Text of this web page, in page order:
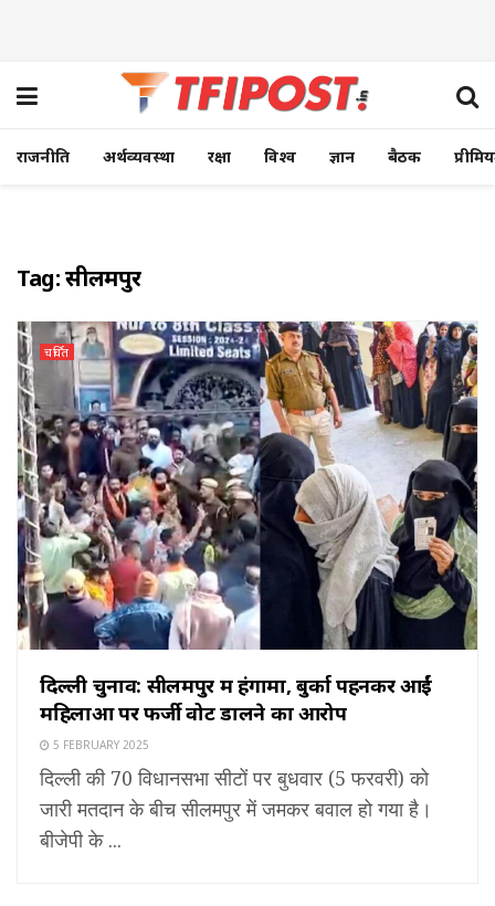
राजनीति अर्थव्यवस्था रक्षा विश्व ज्ञान बैठक
Tag:सीलमपुर
चर्चित
दिल्ली चुनाव: सीलमपुर में हंगामा, बुर्का पहनकर आईं
महिलाओं पर फर्जी वोट डालने का आरोप
5 FEBRUARY 2025
दिल्ली की 70 विधानसभा सीटों पर बुधवार (5 फरवरी) को
जारी मतदान के बीच सीलमपुर में जमकर बवाल हो गया है।
बीजेपी के ...